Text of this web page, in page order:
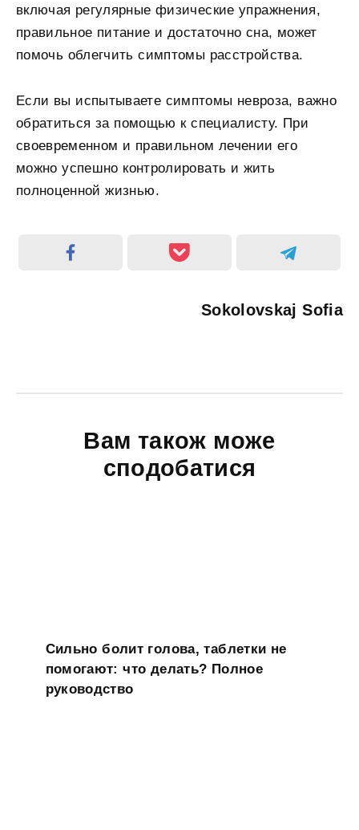
включая регулярные физические упражнения,
правильное питание и достаточно сна, может
помочь облегчить симптомы расстройства.
Если вы испытываете симптомы невроза, важно
обратиться за помощью к специалисту. При
своевременном и правильном лечении его
можно успешно контролировать и жить
полноценной жизнью.
Sokolovskaj Sofia
Вам також може
сподобатися
Сильно болит голова, таблетки не
помогают: что делать? Полное
руководство